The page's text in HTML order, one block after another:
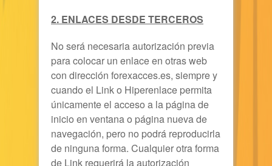
2. ENLACES DESDE TERCEROS
No será necesaria autorización previa
para colocar un enlace en otras web
con dirección forexacces.es, siempre y
cuando el Link o Hiperenlace permita
únicamente el acceso a la página de
inicio en ventana o página nueva de
navegación, pero no podrá reproducirla
de ninguna forma. Cualquier otra forma
de Link requerirá la autorización